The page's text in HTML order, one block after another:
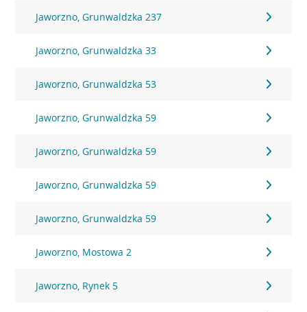
Jaworzno, Grunwaldzka 237
Jaworzno, Grunwaldzka 33
Jaworzno, Grunwaldzka 53
Jaworzno, Grunwaldzka 59
Jaworzno, Grunwaldzka 59
Jaworzno, Grunwaldzka 59
Jaworzno, Grunwaldzka 59
Jaworzno, Mostowa 2
Jaworzno, Rynek 5